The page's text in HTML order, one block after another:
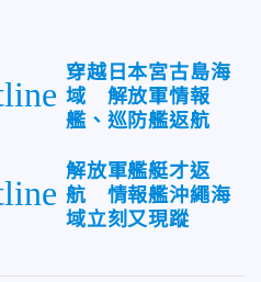
穿越日本宮古島海
域 解放軍情報
艦、巡防艦返航
解放軍艦艇才返
航 情報艦沖繩海
域立刻又現蹤